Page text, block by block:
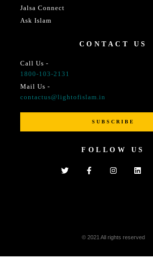
Jalsa Connect
Ask Islam
CONTACT US
Call Us -
1800-103-2131
Mail Us -
contactus@lightofislam.in
SUBSCRIBE
FOLLOW US
© 2021 All rights reserved